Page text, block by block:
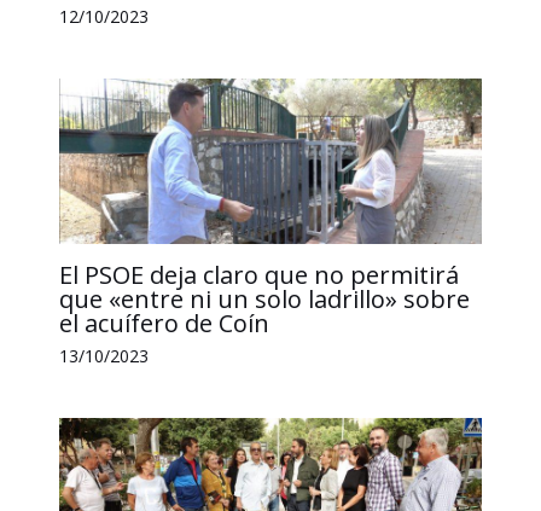
12/10/2023
El PSOE deja claro que no permitirá
que «entre ni un solo ladrillo» sobre
el acuífero de Coín
13/10/2023